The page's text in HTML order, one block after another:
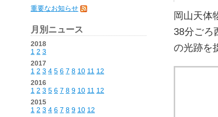
岡山天体
38分ごろ
の光跡を
重要なお知らせ
月別ニュース
2018
1 2 3
2017
1 2 3 4 5 6 7 8 10 11 12
2016
1 2 3 5 6 7 8 9 10 11 12
2015
1 2 3 4 6 7 8 9 10 12